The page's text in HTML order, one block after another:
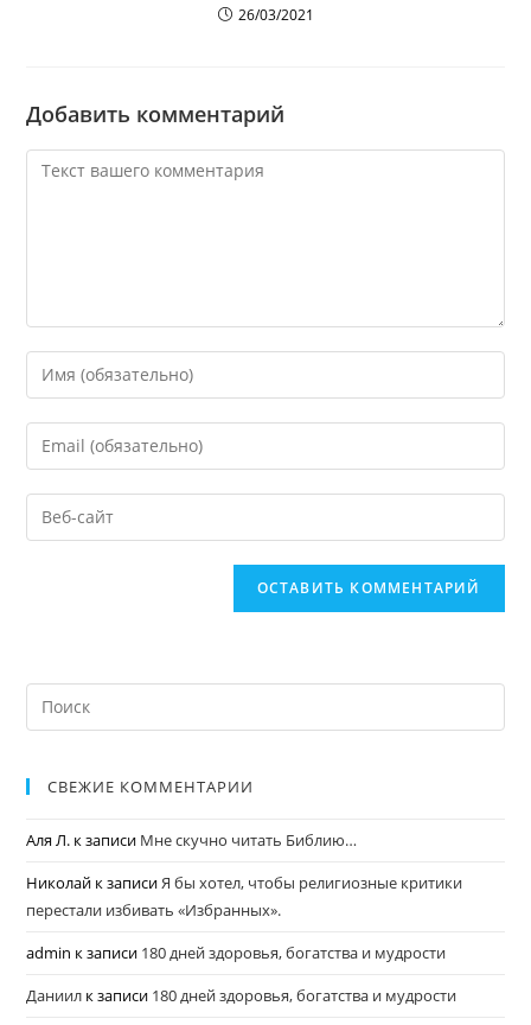
26/03/2021
Добавить комментарий
СВЕЖИЕ КОММЕНТАРИИ
Аля Л. к записи Мне скучно читать Библию…
Николай к записиЯ бы хотел, чтобы религиозные критики
перестали избивать «Избранных».
admin к записи 180 дней здоровья, богатства и мудрости
Даниил к записи 180 дней здоровья, богатства и мудрости